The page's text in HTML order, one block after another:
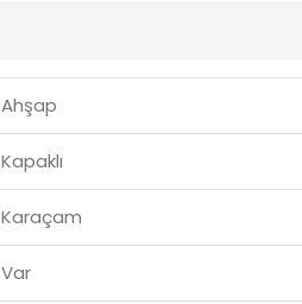
Ahşap
Kapaklı
Karaçam
Var